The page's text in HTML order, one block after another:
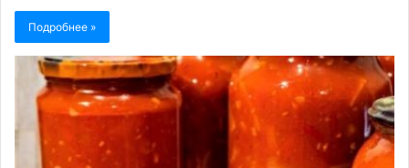
Подробнее »